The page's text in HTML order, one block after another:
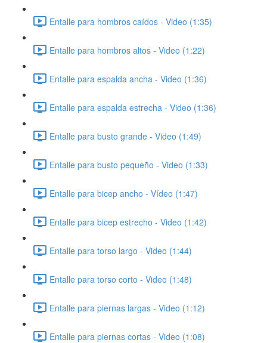
Entalle para hombros caídos - Video (1:35)
Entalle para hombros altos - Video (1:22)
Entalle para espalda ancha - Video (1:36)
Entalle para espalda estrecha - Video (1:36)
Entalle para busto grande - Video (1:49)
Entalle para busto pequeño - Video (1:33)
Entalle para bicep ancho - Vídeo (1:47)
Entalle para bicep estrecho - Video (1:42)
Entalle para torso largo - Video (1:44)
Entalle para torso corto - Video (1:48)
Entalle para piernas largas - Video (1:12)
Entalle para piernas cortas - Video (1:08)